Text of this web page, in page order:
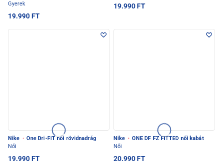
Gyerek
19.990 FT
19.990 FT
Nike · One Dri-FIT női rövidnadrág
Női
19.990 FT
Nike · ONE DF FZ FITTED női kabát
Női
20.990 FT